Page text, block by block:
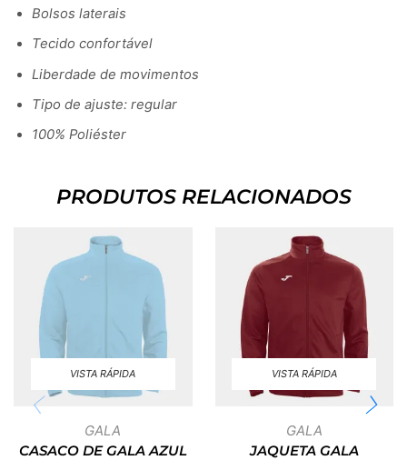
Bolsos laterais
Tecido confortável
Liberdade de movimentos
Tipo de ajuste: regular
100% Poliéster
PRODUTOS RELACIONADOS
VISTA RÁPIDA
GALA
CASACO DE GALA AZUL
VISTA RÁPIDA
GALA
JAQUETA GALA